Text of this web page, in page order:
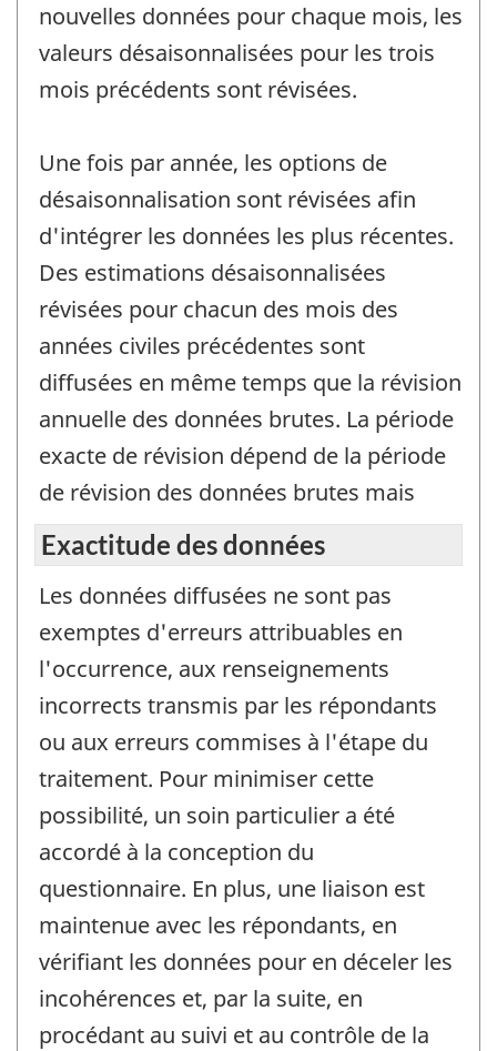
nouvelles données pour chaque mois, les
valeurs désaisonnalisées pour les trois
mois précédents sont révisées.
Une fois par année, les options de
désaisonnalisation sont révisées afin
d'intégrer les données les plus récentes.
Des estimations désaisonnalisées
révisées pour chacun des mois des
années civiles précédentes sont
diffusées en même temps que la révision
annuelle des données brutes. La période
exacte de révision dépend de la période
de révision des données brutes mais
Exactitude des données
Les données diffusées ne sont pas
exemptes d'erreurs attribuables en
l'occurrence, aux renseignements
incorrects transmis par les répondants
ou aux erreurs commises à l'étape du
traitement. Pour minimiser cette
possibilité, un soin particulier a été
accordé à la conception du
questionnaire. En plus, une liaison est
maintenue avec les répondants, en
vérifiant les données pour en déceler les
incohérences et, par la suite, en
procédant au suivi et au contrôle de la